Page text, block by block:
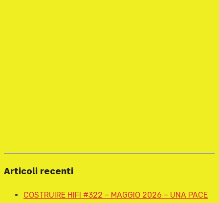
Articoli recenti
COSTRUIRE HIFI #322 – MAGGIO 2026 – UNA PACE